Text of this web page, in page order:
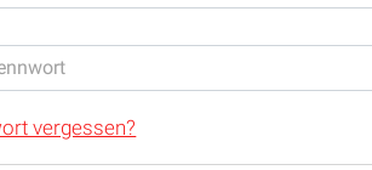
vergessen?